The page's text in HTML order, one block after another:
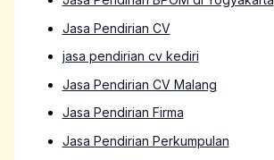
Jasa Pendirian CV
jasa pendirian cv kediri
Jasa Pendirian CV Malang
Jasa Pendirian Firma
Jasa Pendirian Perkumpulan